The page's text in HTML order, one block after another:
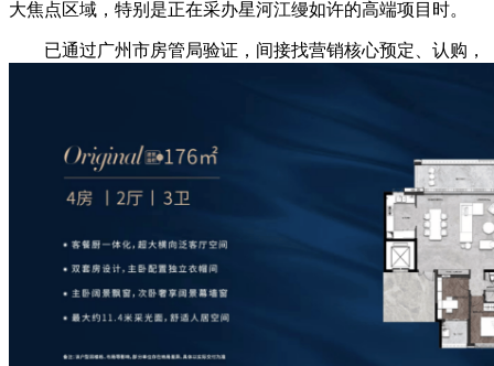
大焦点区域，特别是正在采办星河江缦如许的高端项目时。
已通过广州市房管局验证，间接找营销核心预定、认购，